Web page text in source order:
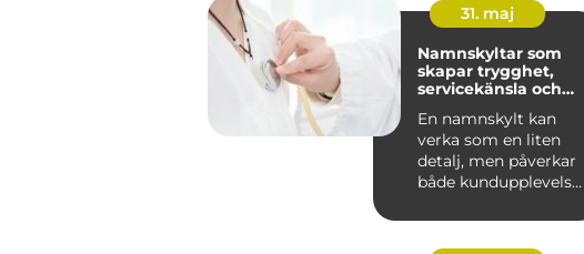
31. maj
Namnskyltar som
skapar trygghet,
servicekänsla och
En namnskylt kan
verka som en liten
detalj, men påverkar
både kundupplevelse,
v...